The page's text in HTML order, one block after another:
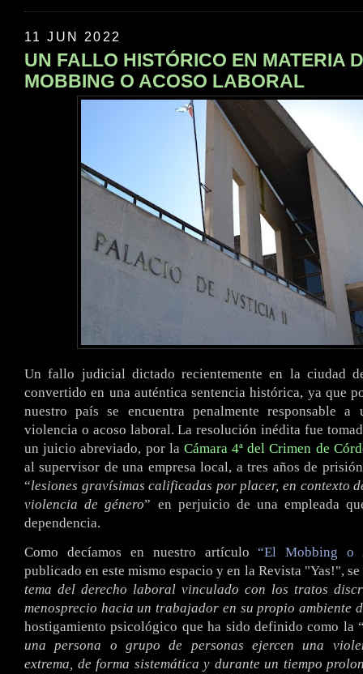
11 JUN 2022
UN FALLO HISTÓRICO EN MATERIA
MOBBING O ACOSO LABORAL
Un fallo judicial dictado recientemente en la ciudad
convertido en una auténtica sentencia histórica, ya que
nuestro país se encuentra penalmente responsable a
violencia o acoso laboral. La resolución inédita fue
un juicio abreviado, por la Cámara 4ª del Crimen de
al supervisor de una empresa local, a tres años de
“lesiones gravísimas calificadas por placer, en contexto
violencia de género” en perjuicio de una empleada
dependencia.
Como decíamos en nuestro artículo“El Mobbing o
publicado en este mismo espacio y en la Revista "Yas!", se
tema del derecho laboral vinculado con los tratos
menosprecio hacia un trabajador en su propio ambiente
hostigamiento psicológico que ha sido definido como la
una persona o grupo de personas ejercen una
extrema, de forma sistemática y durante un tiempo